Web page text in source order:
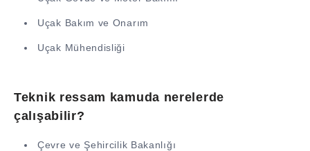
Uçak Bakım ve Onarım
Uçak Mühendisliği
Teknik ressam kamuda nerelerde
çalışabilir?
Çevre ve Şehircilik Bakanlığı